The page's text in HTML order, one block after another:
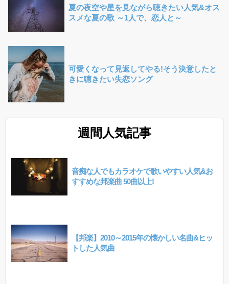
夏の夜空や星を見ながら聴きたい人気&オス
スメな夏の歌 ～1人で、恋人と～
可愛くなって見返してやる!そう決意したと
きに聴きたい失恋ソング
週間人気記事
音痴な人でもカラオケで歌いやすい人気&お
すすめな邦楽曲 50曲以上!
【邦楽】2010～2015年の懐かしい名曲&ヒッ
トした人気曲